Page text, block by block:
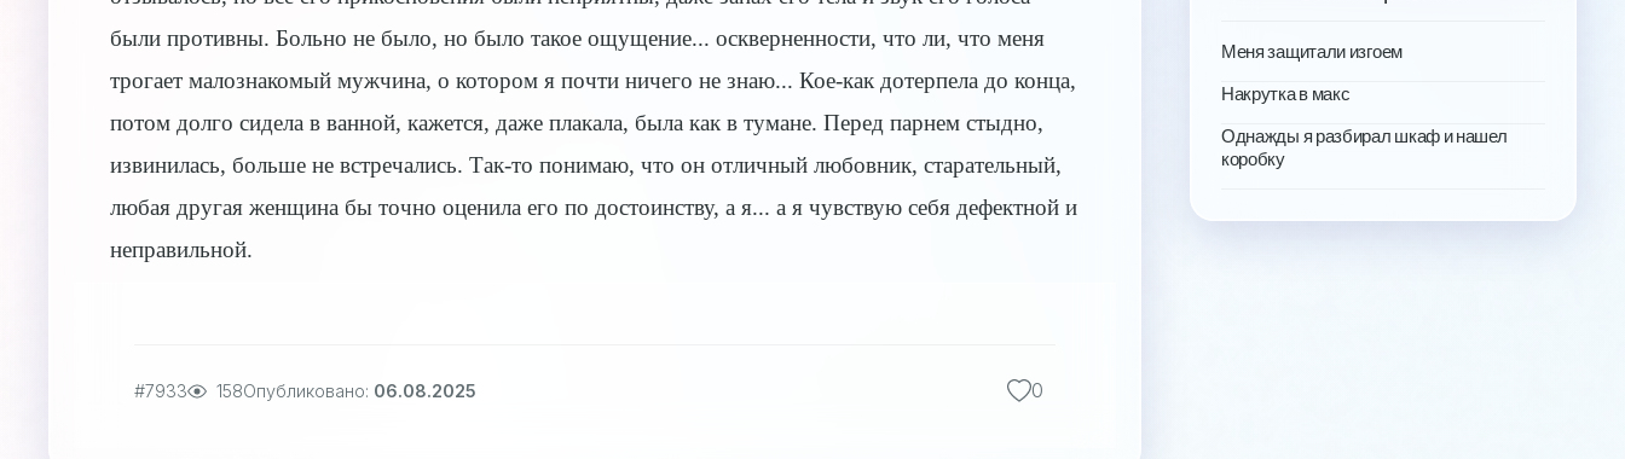
были противны. Больно не было, но было такое ощущение... оскверненности, что ли, что меня
трогает малознакомый мужчина, о котором я почти ничего не знаю... Кое-как дотерпела до конца,
потом долго сидела в ванной, кажется, даже плакала, была как в тумане. Перед парнем стыдно,
извинилась, больше не встречались. Так-то понимаю, что он отличный любовник, старательный,
любая другая женщина бы точно оценила его по достоинству, а я... а я чувствую себя дефектной и
неправильной.
#7933 158Опубликовано: 06.08.2025 0
Меня защитали изгоем
Накрутка в макс
Однажды я разбирал шкаф и нашел
коробку